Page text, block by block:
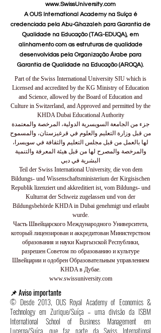
www.SwissUniversity.com
A OUS International Academy na Suíça é
credenciada pela Abu-Ghazaleh para Garantia de
Qualidade na Educação (TAG-EDUQA), em
alinhamento com as estruturas de qualidade
desenvolvidas pela Organização Árabe para
Garantia de Qualidade na Educação (AROQA).
Part of the Swiss International University SIU which is
Licensed and accredited by the KG Ministry of Education
and Science, allowed by the Board of Education and
Culture in Switzerland, and Approved and permitted by the
KHDA Dubai Educational Authority
جزء من الجامعة السويسرية الدولية، المرخصة والمعتمدة
من قبل وزارة التعليم والعلوم في قرغيزستان، والمسموح
لها بالعمل من قبل مجلس التعليم والثقافة في سويسرا،
والمرخصة والمصرح لها من قبل هيئة المعرفة والتنمية
البشرية في دبي
Teil der Swiss International University, die von dem
Bildungs- und Wissenschaftsministerium der Kirgisischen
Republik lizenziert und akkreditiert ist, vom Bildungs- und
Kulturrat der Schweiz zugelassen und von der
Bildungsbehörde KHDA in Dubai genehmigt und erlaubt
wurde.
Часть Швейцарского Международного Университета,
который лицензирован и аккредитован Министерством
образования и науки Кыргызской Республики,
разрешен Советом по образованию и культуре
Швейцарии и одобрен Образовательным управлением
KHDA в Дубае.
www.swissuniversity.com
📌 Aviso importante
© Desde 2013, OUS Royal Academy of Economics &
Technology em Zurique/Suíça – uma divisão da ISBM
International School of Business Management em
Lucerna/Suíça, que faz parte da Swiss International